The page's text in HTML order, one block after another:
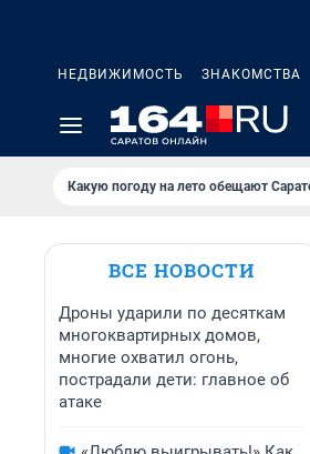
НЕДВИЖИМОСТЬ ЗНАКОМСТВА
Какую погоду на лето обещают
ВСЕ НОВОСТИ
Дроны ударили по десяткам
многоквартирных домов,
многие охватил огонь,
пострадали дети: главное об
атаке